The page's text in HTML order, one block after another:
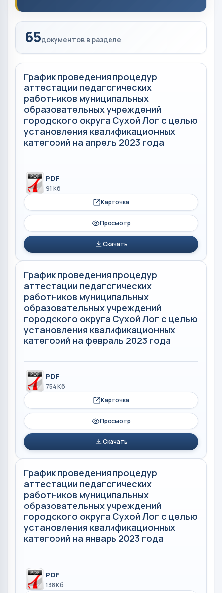
65документов в разделе
График проведения процедур
аттестации педагогических
работников муниципальных
образовательных учреждений
городского округа Сухой Лог с целью
установления квалификационных
категорий на апрель 2023 года
PDF
91 Кб
Карточка
Просмотр
Скачать
График проведения процедур
аттестации педагогических
работников муниципальных
образовательных учреждений
городского округа Сухой Лог с целью
установления квалификационных
категорий на февраль 2023 года
PDF
754 Кб
Карточка
Просмотр
Скачать
График проведения процедур
аттестации педагогических
работников муниципальных
образовательных учреждений
городского округа Сухой Лог с целью
установления квалификационных
категорий на январь 2023 года
PDF
138 Кб